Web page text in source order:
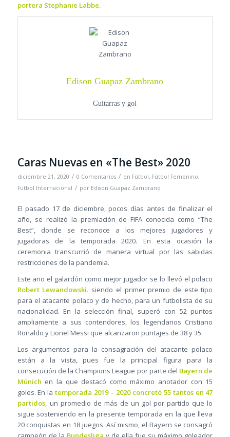
portera Stephanie Labbe.
Edison Guapaz Zambrano
Guitarras y gol
Caras Nuevas en «The Best» 2020
diciembre 21, 2020 / 0 Comentarios / en Fútbol, Fútbol Femenino,
Fútbol Internacional / por Edison Guapaz Zambrano
El pasado 17 de diciembre, pocos días antes de finalizar el
año, se realizó la premiación de FIFA conocida como “The
Best”, donde se reconoce a los mejores jugadores y
jugadoras de la temporada 2020. En esta ocasión la
ceremonia transcurrió de manera virtual por las sabidas
restricciones de la pandemia.
Este año el galardón como mejor jugador se lo llevó el polaco
Robert Lewandowski. siendo el primer premio de este tipo
para el atacante polaco y de hecho, para un futbolista de su
nacionalidad. En la selección final, superó con 52 puntos
ampliamente a sus contendores, los legendarios Cristiano
Ronaldo y Lionel Messi que alcanzaron puntajes de 38 y 35.
Los argumentos para la consagración del atacante polaco
están a la vista, pues fue la principal figura para la
consecución de la Champions League por parte del Bayern de
Múnich en la que destacó como máximo anotador con 15
goles. En latemporada 2019 – 2020 concretó 55 tantos en 47
partidos, un promedio de más de un gol por partido que lo
sigue sosteniendo en la presente temporada en la que lleva
20 conquistas en 18 juegos. Así mismo, el Bayern se consagró